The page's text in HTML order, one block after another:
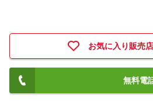
お気に入り販売
無料電